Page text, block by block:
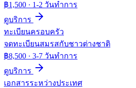
฿1,500 · 1-2 วันทำการ
ดูบริการ
ทะเบียนครอบครัว
จดทะเบียนสมรสกับชาวต่างชาติ
฿8,500 · 3-7 วันทำการ
ดูบริการ
เอกสารระหว่างประเทศ